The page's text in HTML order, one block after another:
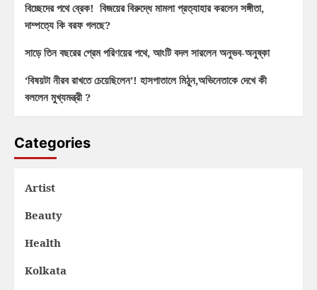
বিচ্ছেদের পথে ব্রেক! বিজয়ের বিরুদ্ধে মামলা প্রত্যাহার করলেন সঙ্গীতা,
দাম্পত্যে কি বরফ গলছে?
সাড়ে তিন বছরের প্রেম পরিণয়ের পথে, আংটি বদল সারলেন অনুভব-অনুষ্কা
‘বিষয়টা নীরব রাখতে চেয়েছিলেন’! হাসপাতালে মিঠুন,অভিনেতাকে দেখে কী
বললেন মুখ্যমন্ত্রী ?
Categories
Artist
Beauty
Health
Kolkata